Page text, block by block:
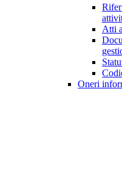
Atti
Oneri